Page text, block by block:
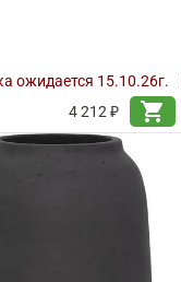
ожидается 15.10.26г.
4 212 ₽
shopping_cart